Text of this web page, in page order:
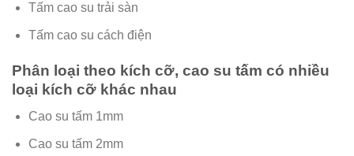
Tấm cao su trải sàn
Tấm cao su cách điện
Phân loại theo kích cỡ, cao su tấm có nhiều
loại kích cỡ khác nhau
Cao su tấm 1mm
Cao su tấm 2mm